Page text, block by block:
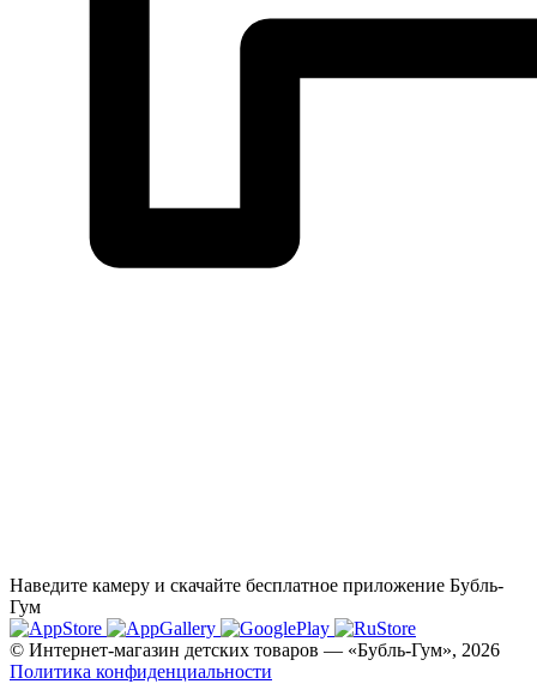
Наведите камеру и скачайте бесплатное приложение Бубль-
Гум
© Интернет-магазин детских товаров — «Бубль-Гум», 2026
Политика конфиденциальности